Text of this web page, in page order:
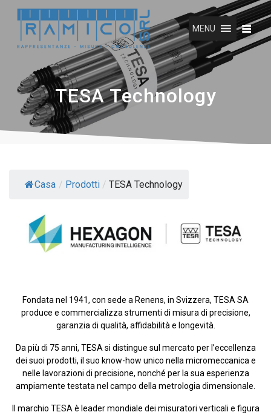
al
contenuto
MENU
TESA Technology
Casa / Prodotti / TESA Technology
Fondata nel 1941, con sede a Renens, in Svizzera, TESA SA
produce e commercializza strumenti di misura di precisione,
garanzia di qualità, affidabilità e longevità.
Da più di 75 anni, TESA si distingue sul mercato per l’eccellenza
dei suoi prodotti, il suo know-how unico nella micromeccanica e
nelle lavorazioni di precisione, nonché per la sua esperienza
ampiamente testata nel campo della metrologia dimensionale.
Il marchio TESA è leader mondiale dei misuratori verticali e figura